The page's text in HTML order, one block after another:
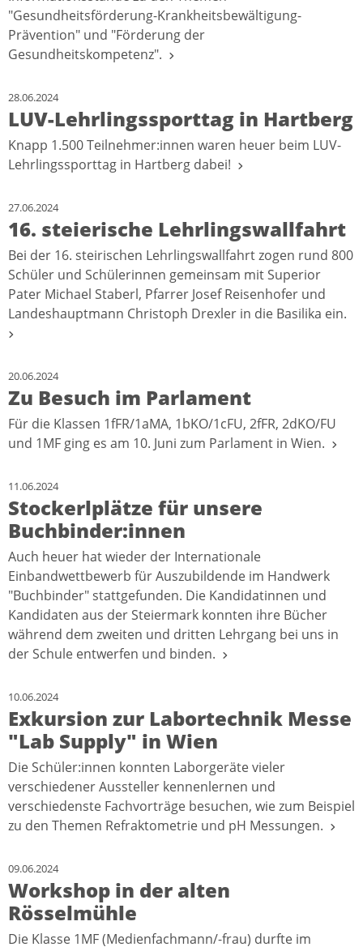
"Gesundheitsförderung-Krankheitsbewältigung-
Prävention" und "Förderung der
Gesundheitskompetenz".
28.06.2024
LUV-Lehrlingssporttag in Hartberg
Knapp 1.500 Teilnehmer:innen waren heuer beim LUV-
Lehrlingssporttag in Hartberg dabei!
27.06.2024
16. steierische Lehrlingswallfahrt
Bei der 16. steirischen Lehrlingswallfahrt zogen rund 800
Schüler und Schülerinnen gemeinsam mit Superior
Pater Michael Staberl, Pfarrer Josef Reisenhofer und
Landeshauptmann Christoph Drexler in die Basilika ein.
20.06.2024
Zu Besuch im Parlament
Für die Klassen 1fFR/1aMA, 1bKO/1cFU, 2fFR, 2dKO/FU
und 1MF ging es am 10. Juni zum Parlament in Wien.
11.06.2024
Stockerlplätze für unsere
Buchbinder:innen
Auch heuer hat wieder der Internationale
Einbandwettbewerb für Auszubildende im Handwerk
"Buchbinder" stattgefunden. Die Kandidatinnen und
Kandidaten aus der Steiermark konnten ihre Bücher
während dem zweiten und dritten Lehrgang bei uns in
der Schule entwerfen und binden.
10.06.2024
Exkursion zur Labortechnik Messe
"Lab Supply" in Wien
Die Schüler:innen konnten Laborgeräte vieler
verschiedener Aussteller kennenlernen und
verschiedenste Fachvorträge besuchen, wie zum Beispiel
zu den Themen Refraktometrie und pH Messungen.
09.06.2024
Workshop in der alten
Rösselmühle
Die Klasse 1MF (Medienfachmann/-frau) durfte im